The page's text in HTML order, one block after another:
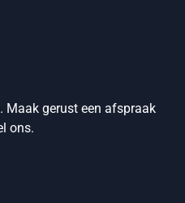
Maak gerust een afspraak
ons.